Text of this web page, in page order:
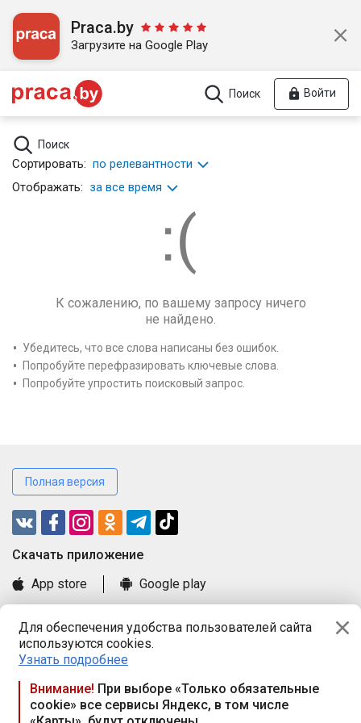
Для обеспечения удобства пользователей сайта
используются cookies.
Узнать подробнее
Внимание! При выборе «Только обязательные
cookie» все сервисы Яндекс, в том числе
Praca.by
Загрузите на Google Play
Поиск Войти
Поиск
Сортировать: по релевантности
Отображать: за все время
К сожалению, по вашему запросу ничего
не найдено.
Убедитесь, что все слова написаны без ошибок.
Попробуйте перефразировать ключевые слова.
Попробуйте упростить поисковый запрос.
Полная версия
Cкачать приложение
App store
Google play
Книга замечаний и предложений
Правила и документы
Praca.by © 2000—2026, ООО «ПРАЦА БАЙ»
Республика Беларусь, 220114, г. Минск, пр-т Независимости
117а, пом. № 9.